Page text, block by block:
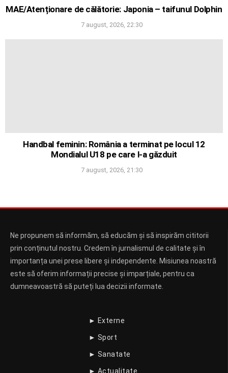
MAE/Atenționare de călătorie: Japonia – taifunul Dolphin
7 august, 2026, 22:30
Handbal feminin: România a terminat pe locul 12
Mondialul U18 pe care l-a găzduit
7 august, 2026, 21:30
Ne propunem să informăm, să educăm și să inspirăm cititorii
prin conținutul nostru. Credem în jurnalismul de calitate și în
importanța unei prese libere și independente. Misiunea noastră
este să oferim informații precise și imparțiale, pentru ca
dumneavoastră să puteți lua decizii informate.
► Externe
► Sport
► Sanatate
► Actualitate